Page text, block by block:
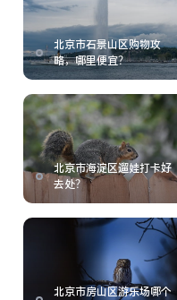
北京市石景山区购物攻
略，哪里便宜？
北京市海淀区遛娃打卡好
去处？
北京市房山区游乐场哪个